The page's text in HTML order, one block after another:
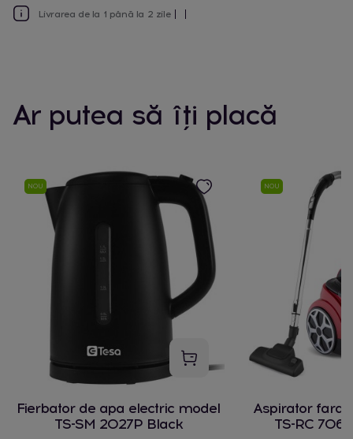
Livrarea de la 1 până la 2 zile
Ar putea să îți placă
NOU
Fierbator de apa electric model
TS-SM 2027P Black
NOU
Aspirator fara
TS-RC 706